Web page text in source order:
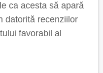
ca acesta să apară
datorită recenziilor
favorabil al